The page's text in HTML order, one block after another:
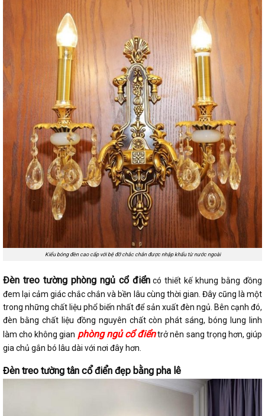
Kiểu bóng đèn cao cấp với bệ đỡ chắc chắn được nhập khẩu từ nước ngoài
Đèn treo tường phòng ngủ cổ điểncó thiết kế khung bằng đồng
đem lại cảm giác chắc chắn và bền lâu cùng thời gian. Đây cũng là một
trong những chất liệu phổ biến nhất để sản xuất đèn ngủ. Bên cạnh đó,
đèn bằng chất liệu đồng nguyên chất còn phát sáng, bóng lung linh
làm cho không gian phòng ngủ cổ điểntrở nên sang trọng hơn, giúp
gia chủ gắn bó lâu dài với nơi đây hơn.
Đèn treo tường tân cổ điển đẹp bằng pha lê